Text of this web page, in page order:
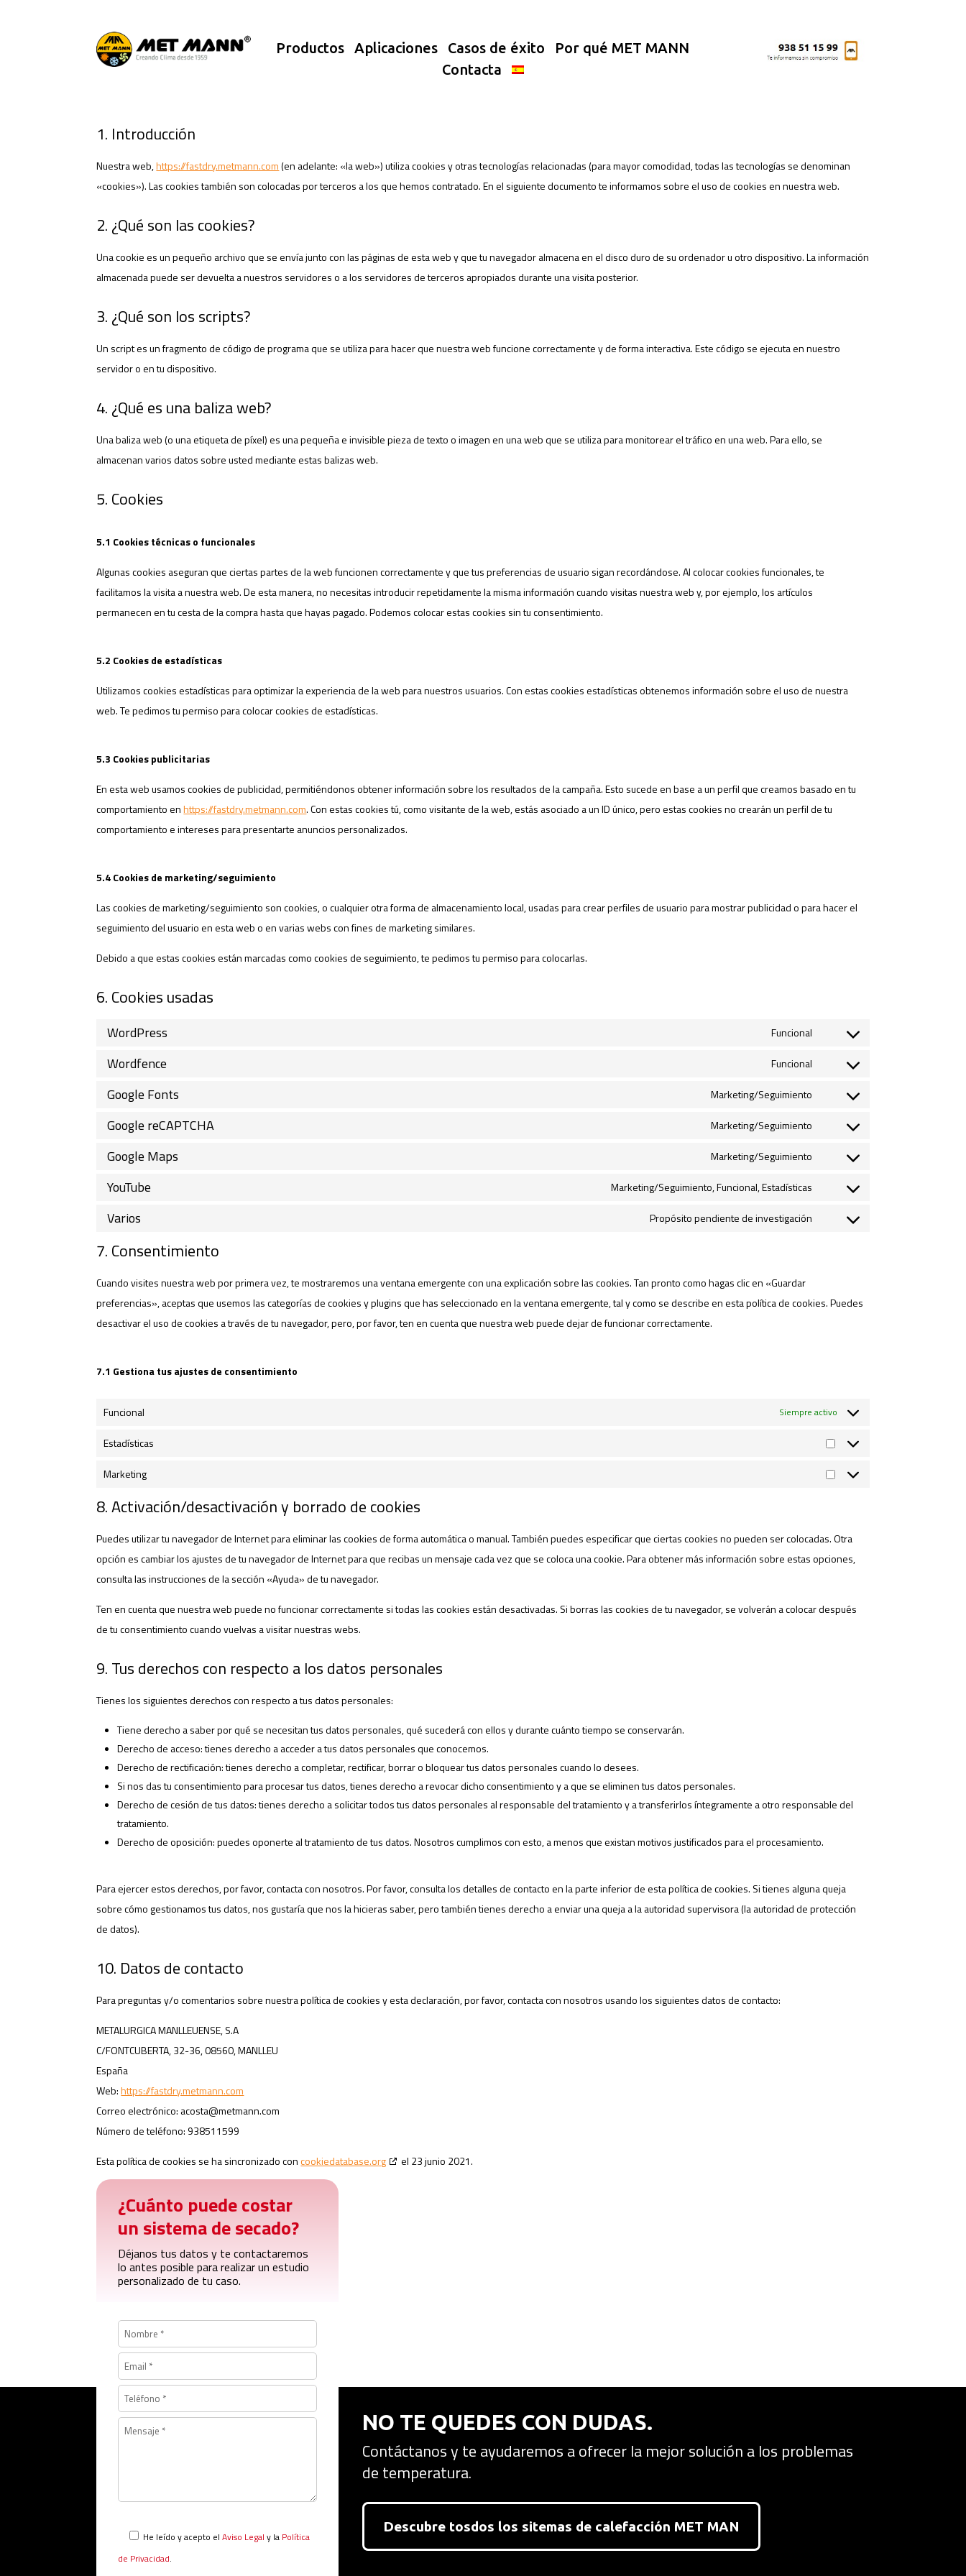
Productos Aplicaciones Casos de éxito
Por qué MET MANN
Contacta
Política de cookies
1. Introducción
Nuestra web,https://fastdry.metmann.com(en adelante: «la web») utiliza cookies y otras tecnologías relacionadas (para mayor comodidad, todas las tecnologías se denominan
«cookies»). Las cookies también son colocadas por terceros a los que hemos contratado. En el siguiente documento te informamos sobre el uso de cookies en nuestra web.
2. ¿Qué son las cookies?
Una cookie es un pequeño archivo que se envía junto con las páginas de esta web y que tu navegador almacena en el disco duro de su ordenador u otro dispositivo. La información
almacenada puede ser devuelta a nuestros servidores o a los servidores de terceros apropiados durante una visita posterior.
3. ¿Qué son los scripts?
Un script es un fragmento de código de programa que se utiliza para hacer que nuestra web funcione correctamente y de forma interactiva. Este código se ejecuta en nuestro
servidor o en tu dispositivo.
4. ¿Qué es una baliza web?
Una baliza web (o una etiqueta de píxel) es una pequeña e invisible pieza de texto o imagen en una web que se utiliza para monitorear el tráfico en una web. Para ello, se
almacenan varios datos sobre usted mediante estas balizas web.
5. Cookies
5.1 Cookies técnicas o funcionales
Algunas cookies aseguran que ciertas partes de la web funcionen correctamente y que tus preferencias de usuario sigan recordándose. Al colocar cookies funcionales, te
facilitamos la visita a nuestra web. De esta manera, no necesitas introducir repetidamente la misma información cuando visitas nuestra web y, por ejemplo, los artículos
permanecen en tu cesta de la compra hasta que hayas pagado. Podemos colocar estas cookies sin tu consentimiento.
5.2 Cookies de estadísticas
Utilizamos cookies estadísticas para optimizar la experiencia de la web para nuestros usuarios. Con estas cookies estadísticas obtenemos información sobre el uso de nuestra
web. Te pedimos tu permiso para colocar cookies de estadísticas.
5.3 Cookies publicitarias
En esta web usamos cookies de publicidad, permitiéndonos obtener información sobre los resultados de la campaña. Esto sucede en base a un perfil que creamos basado en tu
comportamiento enhttps://fastdry.metmann.com. Con estas cookies tú, como visitante de la web, estás asociado a un ID único, pero estas cookies no crearán un perfil de tu
comportamiento e intereses para presentarte anuncios personalizados.
5.4 Cookies de marketing/seguimiento
Las cookies de marketing/seguimiento son cookies, o cualquier otra forma de almacenamiento local, usadas para crear perfiles de usuario para mostrar publicidad o para hacer el
seguimiento del usuario en esta web o en varias webs con fines de marketing similares.
Debido a que estas cookies están marcadas como cookies de seguimiento, te pedimos tu permiso para colocarlas.
6. Cookies usadas
WordPress Funcional
Consent
wordpress
Wordfence Funcional
Consent
wordfence
Google Fonts Marketing/Seguimiento
Consent
google-
Google reCAPTCHA Marketing/Seguimiento
Consent
google-
recaptcha
Google Maps Marketing/Seguimiento
Consent
google-
YouTube Marketing/Seguimiento, Funcional, Estadísticas
Consent
Varios Propósito pendiente de investigación
Consent
7. Consentimiento
Cuando visites nuestra web por primera vez, te mostraremos una ventana emergente con una explicación sobre las cookies. Tan pronto como hagas clic en «Guardar
preferencias», aceptas que usemos las categorías de cookies y plugins que has seleccionado en la ventana emergente, tal y como se describe en esta política de cookies. Puedes
desactivar el uso de cookies a través de tu navegador, pero, por favor, ten en cuenta que nuestra web puede dejar de funcionar correctamente.
7.1 Gestiona tus ajustes de consentimiento
Funcional Siempre activo
Estadísticas
Estadísticas
Marketing
Marketing
8. Activación/desactivación y borrado de cookies
Puedes utilizar tu navegador de Internet para eliminar las cookies de forma automática o manual. También puedes especificar que ciertas cookies no pueden ser colocadas. Otra
opción es cambiar los ajustes de tu navegador de Internet para que recibas un mensaje cada vez que se coloca una cookie. Para obtener más información sobre estas opciones,
consulta las instrucciones de la sección «Ayuda» de tu navegador.
Ten en cuenta que nuestra web puede no funcionar correctamente si todas las cookies están desactivadas. Si borras las cookies de tu navegador, se volverán a colocar después
de tu consentimiento cuando vuelvas a visitar nuestras webs.
9. Tus derechos con respecto a los datos personales
Tienes los siguientes derechos con respecto a tus datos personales:
Tiene derecho a saber por qué se necesitan tus datos personales, qué sucederá con ellos y durante cuánto tiempo se conservarán.
Derecho de acceso: tienes derecho a acceder a tus datos personales que conocemos.
Derecho de rectificación: tienes derecho a completar, rectificar, borrar o bloquear tus datos personales cuando lo desees.
Si nos das tu consentimiento para procesar tus datos, tienes derecho a revocar dicho consentimiento y a que se eliminen tus datos personales.
Derecho de cesión de tus datos: tienes derecho a solicitar todos tus datos personales al responsable del tratamiento y a transferirlos íntegramente a otro responsable del
tratamiento.
Derecho de oposición: puedes oponerte al tratamiento de tus datos. Nosotros cumplimos con esto, a menos que existan motivos justificados para el procesamiento.
Para ejercer estos derechos, por favor, contacta con nosotros. Por favor, consulta los detalles de contacto en la parte inferior de esta política de cookies. Si tienes alguna queja
sobre cómo gestionamos tus datos, nos gustaría que nos la hicieras saber, pero también tienes derecho a enviar una queja a la autoridad supervisora (la autoridad de protección
de datos).
10. Datos de contacto
Para preguntas y/o comentarios sobre nuestra política de cookies y esta declaración, por favor, contacta con nosotros usando los siguientes datos de contacto:
METALURGICA MANLLEUENSE, S.A
C/FONTCUBERTA, 32-36, 08560, MANLLEU
España
Web:https://fastdry.metmann.com
Correo electrónico: acosta@metmann.com
Número de teléfono: 938511599
Esta política de cookies se ha sincronizado concookiedatabase.org el 23 junio 2021.
¿Cuánto puede costar
un sistema de secado?
Déjanos tus datos y te contactaremos
lo antes posible para realizar un estudio
personalizado de tu caso.
He leído y acepto elAviso Legal y la Política
de Privacidad.
NO TE QUEDES CON DUDAS.
Contáctanos y te ayudaremos a ofrecer la mejor solución a los problemas
de temperatura.
Descubre tosdos los sitemas de calefacción MET MAN